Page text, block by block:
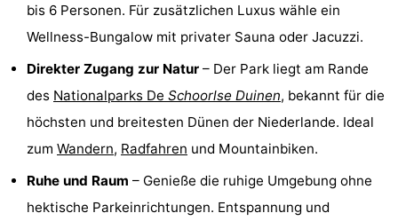
Aussichtspunkte
Attraktionen
-
Minigolfplätze
Dörfer
Natur
bis 6 Personen. Für zusätzlichen Luxus wähle ein
Wellness-Bungalow mit privater Sauna oder Jacuzzi.
Direkter Zugang zur Natur – Der Park liegt am Rande
des Nationalparks De Schoorlse Duinen, bekannt für die
höchsten und breitesten Dünen der Niederlande. Ideal
zum Wandern, Radfahren und Mountainbiken.
Ruhe und Raum – Genieße die ruhige Umgebung ohne
hektische Parkeinrichtungen. Entspannung und